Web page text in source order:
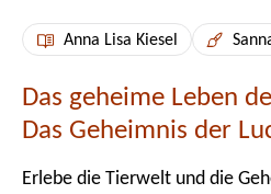
Anna Lisa Kiesel
Das geheime Leben
Das Geheimnis der
Erlebe die Tierwelt und die